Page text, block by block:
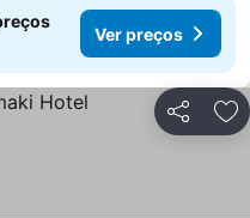
Ver preços
Partilhar